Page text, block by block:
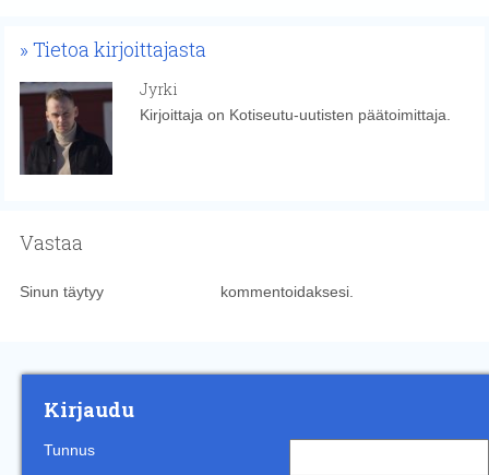
Tietoa kirjoittajasta
Jyrki
Kirjoittaja on Kotiseutu-uutisten päätoimittaja.
Vastaa
Sinun täytyy kommentoidaksesi.
Kirjaudu
Tunnus